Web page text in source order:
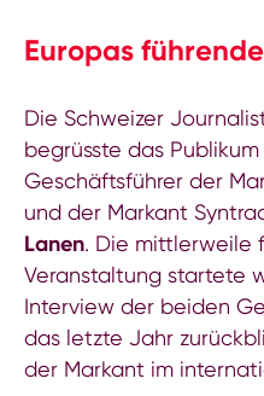
Europas
Die Schweizer
begrüsste das
Geschäftsführer der
und der Markant
Lanen. Die mittlerweile
Veranstaltung startete
Interview der beiden
das letzte Jahr
der Markant im